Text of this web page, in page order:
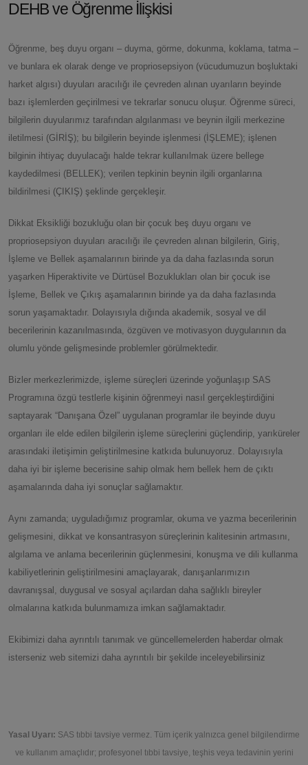
DEHB ve Öğrenme İlişkisi
Öğrenme, beş duyu organı – duyma, görme, dokunma, koklama, tatma –
ve bunlara ek olarak denge ve propriosepsiyon (vücudumuzun boşluktaki
harket algısı) duyuları aracılığı ile çevreden alınan uyarıların beyinde
bazı işlemlerden geçirilmesi ve tekrarlar sonucu oluşur. Öğrenme süreci,
bilgilerin duyularımız tarafından algılanması ve beynin ilgili merkezine
iletilmesi (GİRİŞ); bu bilgilerin beyinde işlenmesi (İŞLEME); işlenen
bilginin ihtiyaç duyulacağı halde tekrar kullanılmak üzere bellege
kaydedilmesi (BELLEK); verilen tepkinin beynin ilgili organlarına
bildirilmesi (ÇIKIŞ) şeklinde gerçekleşir.
Dikkat Eksikliği bozukluğu olan bir çocuk beş duyu organı ve
propriosepsiyon duyuları aracılığı ile çevreden alınan bilgilerin, Giriş,
İşleme ve Bellek aşamalarının birinde ya da daha fazlasında sorun
yaşarken Hiperaktivite ve Dürtüsel Bozuklukları olan bir çocuk ise
İşleme, Bellek ve Çıkış aşamalarının birinde ya da daha fazlasında
sorun yaşamaktadır. Dolayısıyla dığında akademik, sosyal ve dil
becerilerinin kazanılmasında, özgüven ve motivasyon duygularının da
olumlu yönde gelişmesinde problemler görülmektedir.
Bizler merkezlerimizde, işleme süreçleri üzerinde yoğunlaşıp SAS
Programına özgü testlerle kişinin öğrenmeyi nasıl gerçekleştirdiğini
saptayarak “Danışana Özel” uygulanan programlar ile beyinde duyu
organları ile elde edilen bilgilerin işleme süreçlerini güçlendirip, yarıküreler
arasındaki iletişimin geliştirilmesine katkıda bulunuyoruz. Dolayısıyla
daha iyi bir işleme becerisine sahip olmak hem bellek hem de çıktı
aşamalarında daha iyi sonuçlar sağlamaktır.
Aynı zamanda; uyguladığımız programlar, okuma ve yazma becerilerinin
gelişmesini, dikkat ve konsantrasyon süreçlerinin kalitesinin artmasını,
algılama ve anlama becerilerinin güçlenmesini, konuşma ve dili kullanma
kabiliyetlerinin geliştirilmesini amaçlayarak, danışanlarımızın
davranışsal, duygusal ve sosyal açılardan daha sağlıklı bireyler
olmalarına katkıda bulunmamıza imkan sağlamaktadır.
Ekibimizi daha ayrıntılı tanımak ve güncellemelerden haberdar olmak
isterseniz web sitemizi daha ayrıntılı bir şekilde inceleyebilirsiniz
Yasal Uyarı: SAS tıbbi tavsiye vermez. Tüm içerik yalnızca genel bilgilendirme
ve kullanım amaçlıdır; profesyonel tıbbi tavsiye, teşhis veya tedavinin yerini